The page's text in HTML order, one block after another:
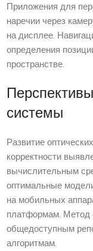
Приложения для
наречии через
на дисплее.
определения
пространстве.
системы
Развитие
корректности
вычислительным
оптимальные
на мобильных
платформам. Метод
общедоступным
алгоритмам.